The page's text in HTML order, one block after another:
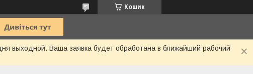
Кошик
выходной. Ваша заявка будет обработана в ближайший рабочий